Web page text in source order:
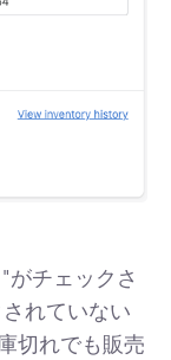
がチェックさ
れていない
切れでも販売